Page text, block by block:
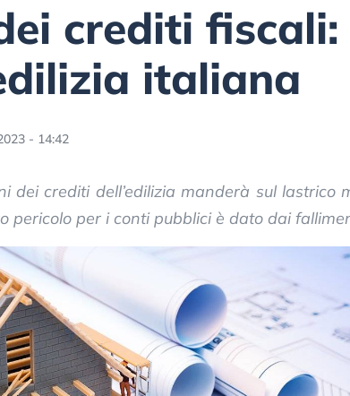
crediti
italiana
- 14:42
dei crediti dell’edilizia manderà sul lastrico
pericolo per i conti pubblici è dato dai